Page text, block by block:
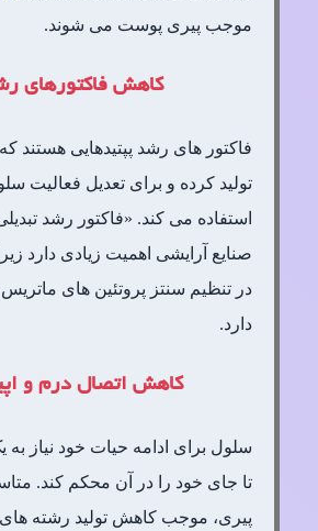
موجب پیری پوست می شوند.
کاهش فاکتورهای
فاکتور های رشد پپتیدهایی هستند که
تولید کرده و برای تعدیل فعالیت
صنایع آرایشی اهمیت زیادی دارد
در تنظیم سنتز پروتئین های
دارد.
کاهش اتصال درم و
سلول برای ادامه حیات خود نیاز به
تا جای خود را در آن محکم کند.
پیری، موجب کاهش تولید رشته های